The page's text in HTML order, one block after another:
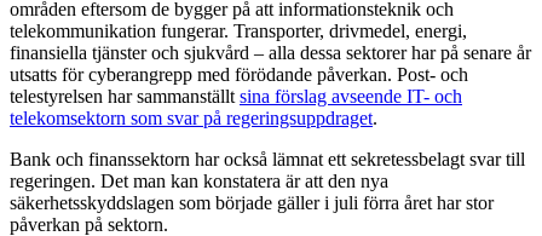
områden eftersom de bygger på att informationsteknik och
telekommunikation fungerar. Transporter, drivmedel, energi,
finansiella tjänster och sjukvård – alla dessa sektorer har på senare år
utsatts för cyberangrepp med förödande påverkan. Post- och
telestyrelsen har sammanställt sina förslag avseende IT- och
telekomsektorn som svar på regeringsuppdraget.
Bank och finanssektorn har också lämnat ett sekretessbelagt svar till
regeringen. Det man kan konstatera är att den nya
säkerhetsskyddslagen som började gäller i juli förra året har stor
påverkan på sektorn.